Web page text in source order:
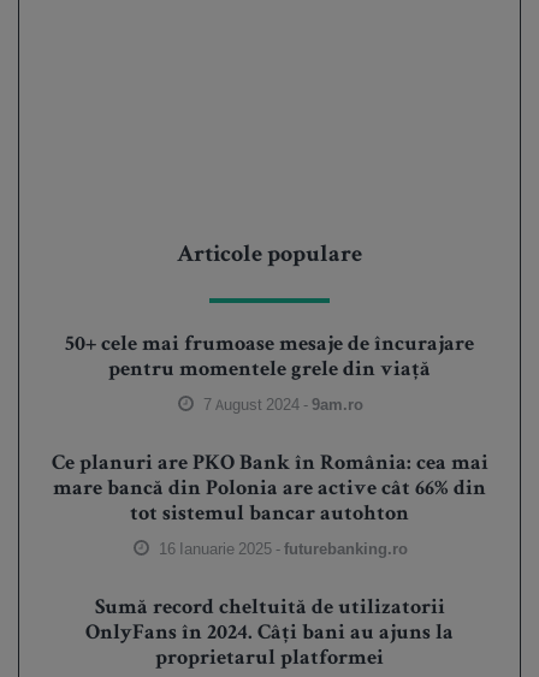
Articole populare
50+ cele mai frumoase mesaje de încurajare
pentru momentele grele din viață
7 August 2024 -9am.ro
Ce planuri are PKO Bank în România: cea mai
mare bancă din Polonia are active cât 66% din
tot sistemul bancar autohton
16 Ianuarie 2025 -futurebanking.ro
Sumă record cheltuită de utilizatorii
OnlyFans în 2024. Câți bani au ajuns la
proprietarul platformei